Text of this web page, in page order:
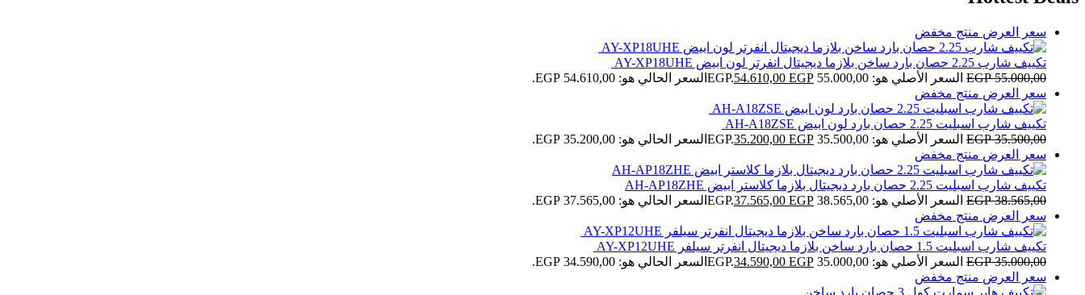
سعر العرض منتج مخفض
تكييف شارب 2.25 حصان بارد ساخن بلازما ديجيتال انفرتر لون ابيض AY-XP18UHE
55.000,00
EGP السعر الأصلي هو: 55.000,00 EGP. 54.610,00 EGP
السعر الحالي هو: 54.610,00 EGP.
سعر العرض منتج مخفض
تكييف شارب اسبليت 2.25 حصان بارد لون ابيض AH-A18ZSE
35.500,00
EGP السعر الأصلي هو: 35.500,00 EGP. 35.200,00 EGP
السعر الحالي هو: 35.200,00 EGP.
سعر العرض منتج مخفض
تكييف شارب اسبليت 2.25 حصان بارد ديجيتال بلازما كلاستر ابيض AH-AP18ZHE
38.565,00
EGP السعر الأصلي هو: 38.565,00 EGP. 37.565,00 EGP
السعر الحالي هو: 37.565,00 EGP.
سعر العرض منتج مخفض
تكييف شارب اسبليت 1.5 حصان بارد ساخن بلازما ديجيتال انفرتر سيلفر AY-XP12UHE
35.000,00
EGP السعر الأصلي هو: 35.000,00 EGP. 34.590,00 EGP
السعر الحالي هو: 34.590,00 EGP.
سعر العرض منتج مخفض